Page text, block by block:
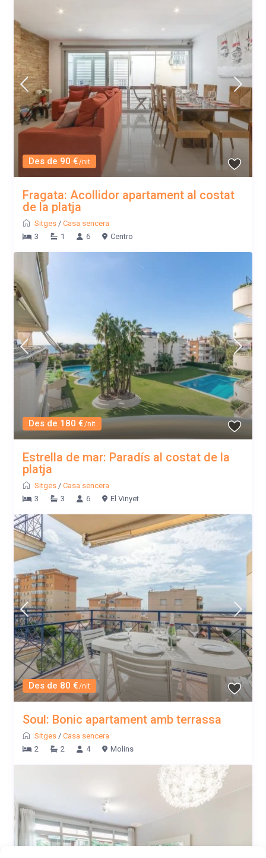
Des de 90 €/nit
Fragata: Acollidor apartament al costat
de la platja
Sitges /Casa sencera
3
1 6 Centro
Des de 180 €/nit
Estrella de mar: Paradís al costat de la
platja
Sitges /Casa sencera
3
3 6 El Vinyet
Des de 80 €/nit
Soul: Bonic apartament amb terrassa
Sitges /Casa sencera
2
2 4 Molins